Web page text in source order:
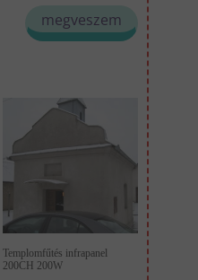
megveszem
Templomfűtés infrapanel
200CH 200W